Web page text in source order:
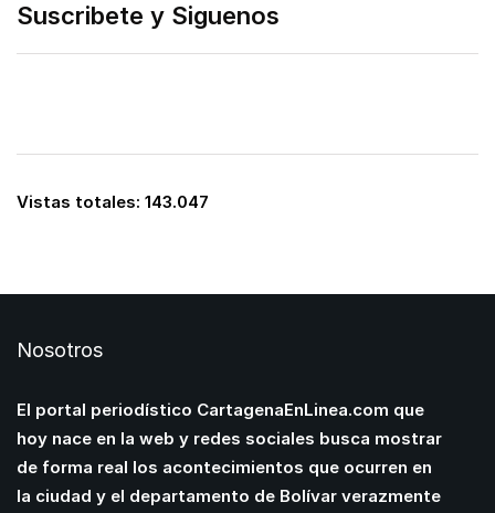
Suscribete y Siguenos
Vistas totales: 143.047
Nosotros
El portal periodístico CartagenaEnLinea.com que
hoy nace en la web y redes sociales busca mostrar
de forma real los acontecimientos que ocurren en
la ciudad y el departamento de Bolívar verazmente